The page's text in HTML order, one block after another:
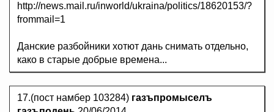
http://news.mail.ru/inworld/ukraina/politics/18620153/?
frommail=1
Данские разбойники хотют дань снимать отдельно,
како в старые добрые времена...
17.(пост намбер 103284) газъпромыселъ